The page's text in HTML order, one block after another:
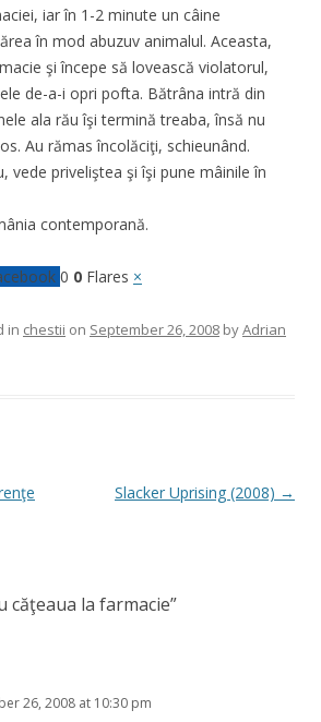
iar în 1-2 minute un câine
în mod abuzuv animalul. Aceasta,
şi începe să lovească violatorul,
de-a-i opri pofta. Bătrâna intră din
ala rău îşi termină treaba, însă nu
Au rămas încolăciţi, schieunând.
vede priveliştea şi îşi pune mâinile în
contemporană.
0 0 Flares ×
in chestii on September 26, 2008 byAdrian
Slacker Uprising (2008) →
căţeaua la farmacie”
26, 2008 at 10:30 pm